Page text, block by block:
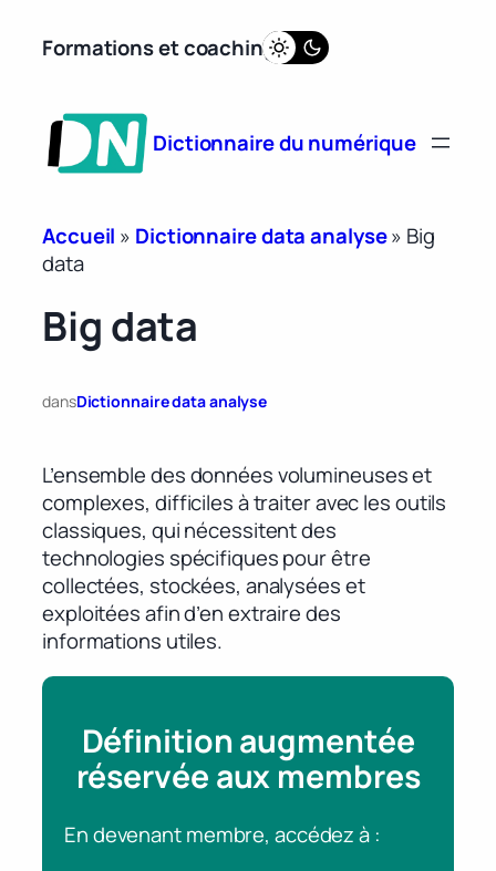
Formations et coaching
Dictionnaire du numérique
Accueil » Dictionnaire data analyse» Big
data
Big data
dansDictionnaire data analyse
L’ensemble des données volumineuses et
complexes, difficiles à traiter avec les outils
classiques, qui nécessitent des
technologies spécifiques pour être
collectées, stockées, analysées et
exploitées afin d’en extraire des
informations utiles.
Définition augmentée
réservée aux membres
En devenant membre, accédez à :